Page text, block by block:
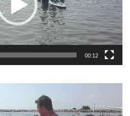
00:12